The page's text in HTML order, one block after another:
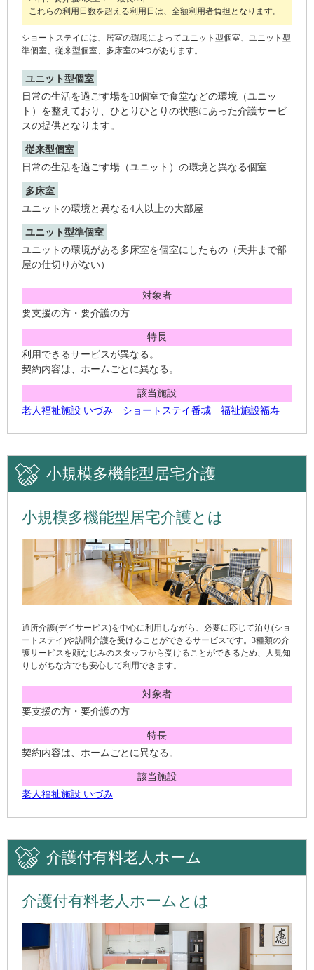
これらの利用日数を超える利用日は、全額利用者負担となります。
ショートステイには、居室の環境によってユニット型個室、ユニット型
準個室、従来型個室、多床室の4つがあります。
ユニット型個室
日常の生活を過ごす場を10個室で食堂などの環境（ユニッ
ト）を整えており、ひとりひとりの状態にあった介護サービ
スの提供となります。
従来型個室
日常の生活を過ごす場（ユニット）の環境と異なる個室
多床室
ユニットの環境と異なる4人以上の大部屋
ユニット型準個室
ユニットの環境がある多床室を個室にしたもの（天井まで部
屋の仕切りがない）
対象者
要支援の方・要介護の方
特長
利用できるサービスが異なる。
契約内容は、ホームごとに異なる。
該当施設
老人福祉施設 いづみ
ショートステイ番城 福祉施設福寿
小規模多機能型居宅介護
小規模多機能型居宅介護とは
通所介護(デイサービス)を中心に利用しながら、必要に応じて泊り(ショ
ートステイ)や訪問介護を受けることができるサービスです。3種類の介
護サービスを顔なじみのスタッフから受けることができるため、人見知
りしがちな方でも安心して利用できます。
対象者
要支援の方・要介護の方
特長
契約内容は、ホームごとに異なる。
該当施設
老人福祉施設 いづみ
介護付有料老人ホーム
介護付有料老人ホームとは